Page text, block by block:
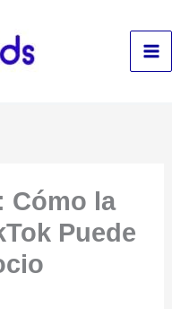
Cómo la
Puede